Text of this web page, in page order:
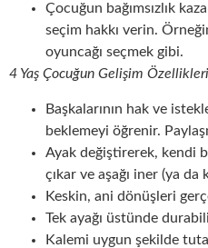
Çocuğun bağımsızlık
seçim hakkı verin.
oyuncağı seçmek gibi.
4 Yaş Çocuğun Gelişim
Başkalarının hak ve
beklemeyi öğrenir.
Ayak değiştirerek, kendi
çıkar ve aşağı iner (ya da
Keskin, ani dönüşleri
Tek ayağı üstünde
Kalemi uygun şekilde